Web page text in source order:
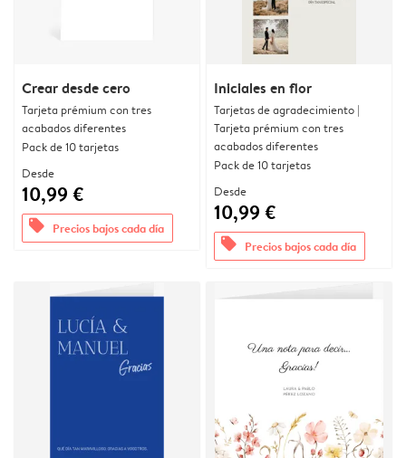
Crear desde cero
Tarjeta prémium con tres
acabados diferentes
Pack de 10 tarjetas
Desde
10,99 €
offers Precios bajos cada día
Iniciales en flor
Tarjetas de agradecimiento |
Tarjeta prémium con tres
acabados diferentes
Pack de 10 tarjetas
Desde
10,99 €
offers Precios bajos cada día